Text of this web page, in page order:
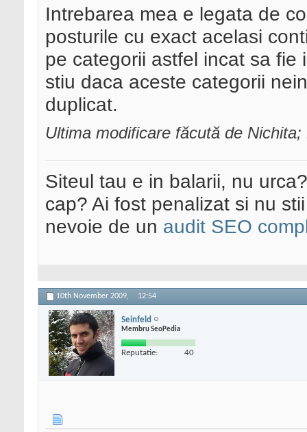
Intrebarea mea e legata de
posturile cu exact acelasi
pe categorii astfel incat sa fie
stiu daca aceste categorii
duplicat.
Ultima modificare făcută de
Siteul tau e in balarii, nu
cap? Ai fost penalizat si nu
nevoie de un audit SEO
10th November 2009, 12:54
Seinfeld
Membru SeoPedia
Reputatie: 40